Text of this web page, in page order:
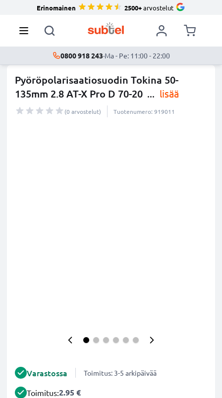
Erinomainen 2500+arvostelut
0800 918 243·Ma - Pe: 11:00 - 22:00
Pyöröpolarisaatiosuodin Tokina 50-
135mm 2.8 AT-X Pro D 70-20 ... lisää
(0 arvostelut) Tuotenumero: 919011
Varastossa Toimitus: 3-5 arkipäivää
Toimitus:2.95 €